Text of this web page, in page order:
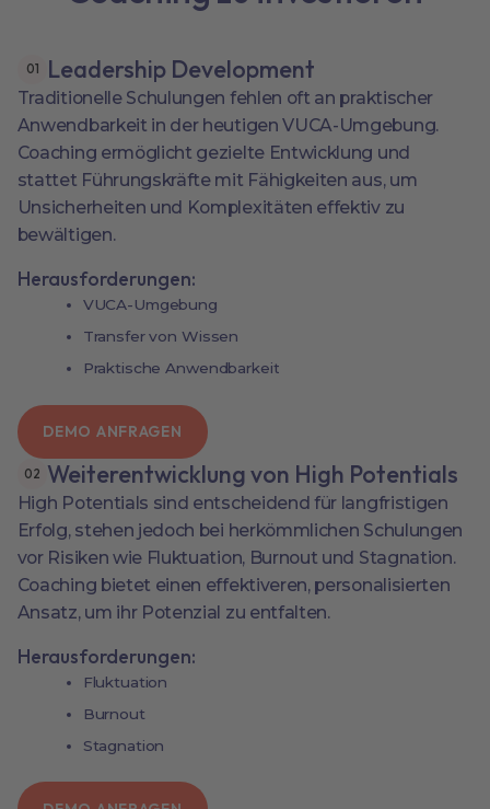
01 Leadership Development
Traditionelle Schulungen fehlen oft an praktischer
Anwendbarkeit in der heutigen VUCA-Umgebung.
Coaching ermöglicht gezielte Entwicklung und
stattet Führungskräfte mit Fähigkeiten aus, um
Unsicherheiten und Komplexitäten effektiv zu
bewältigen.
Herausforderungen:
VUCA-Umgebung
Transfer von Wissen
Praktische Anwendbarkeit
DEMO ANFRAGEN
02 Weiterentwicklung von High Potentials
High Potentials sind entscheidend für langfristigen
Erfolg, stehen jedoch bei herkömmlichen Schulungen
vor Risiken wie Fluktuation, Burnout und Stagnation.
Coaching bietet einen effektiveren, personalisierten
Ansatz, um ihr Potenzial zu entfalten.
Herausforderungen:
Fluktuation
Burnout
Stagnation